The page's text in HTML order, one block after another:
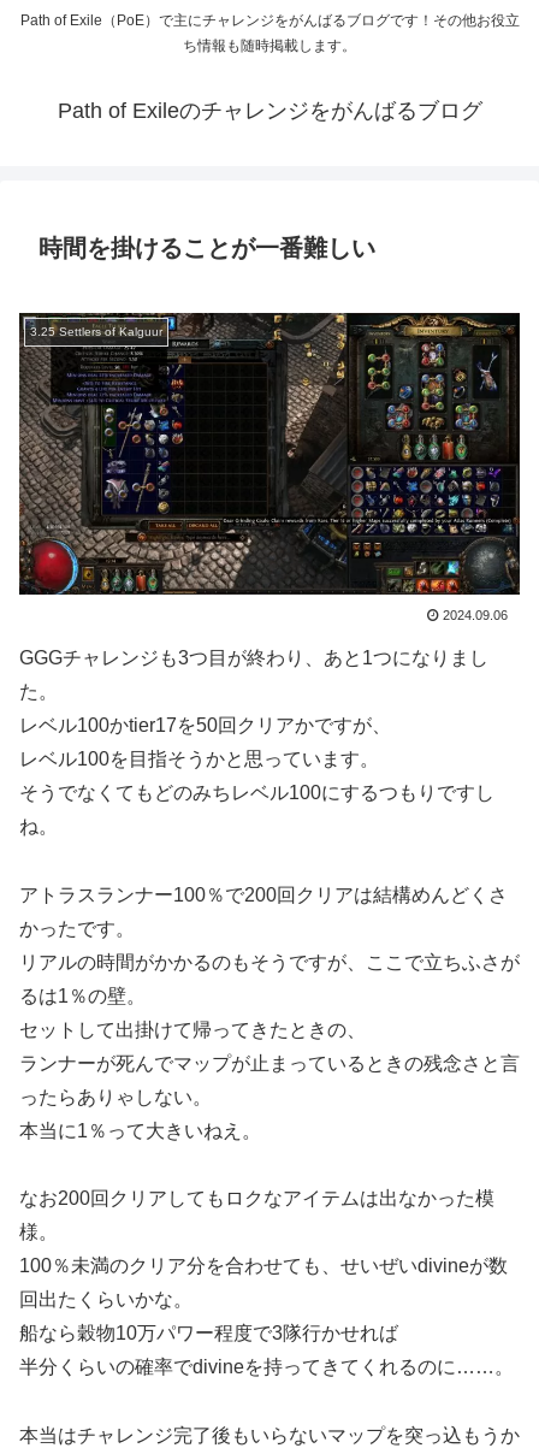
Path of Exile（PoE）で主にチャレンジをがんばるブログです！その他お役立
ち情報も随時掲載します。
Path of Exileのチャレンジをがんばるブログ
時間を掛けることが一番難しい
3.25 Settlers of Kalguur
2024.09.06
GGGチャレンジも3つ目が終わり、あと1つになりまし
た。
レベル100かtier17を50回クリアかですが、
レベル100を目指そうかと思っています。
そうでなくてもどのみちレベル100にするつもりですし
ね。
アトラスランナー100％で200回クリアは結構めんどくさ
かったです。
リアルの時間がかかるのもそうですが、ここで立ちふさが
るは1％の壁。
セットして出掛けて帰ってきたときの、
ランナーが死んでマップが止まっているときの残念さと言
ったらありゃしない。
本当に1％って大きいねえ。
なお200回クリアしてもロクなアイテムは出なかった模
様。
100％未満のクリア分を合わせても、せいぜいdivineが数
回出たくらいかな。
船なら穀物10万パワー程度で3隊行かせれば
半分くらいの確率でdivineを持ってきてくれるのに……。
本当はチャレンジ完了後もいらないマップを突っ込もうか